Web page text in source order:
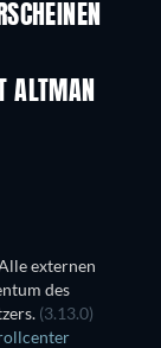
ALTMAN
externen
des
(3.13.0)